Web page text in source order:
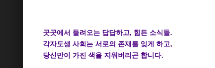
곳곳에서 들려오는 답답하고, 힘든 소식들.
각자도생 사회는 서로의 존재를 잊게 하고,
당신만이 가진 색을 지워버리곤 합니다.